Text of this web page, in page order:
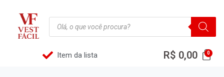
Item da lista R$ 0,00